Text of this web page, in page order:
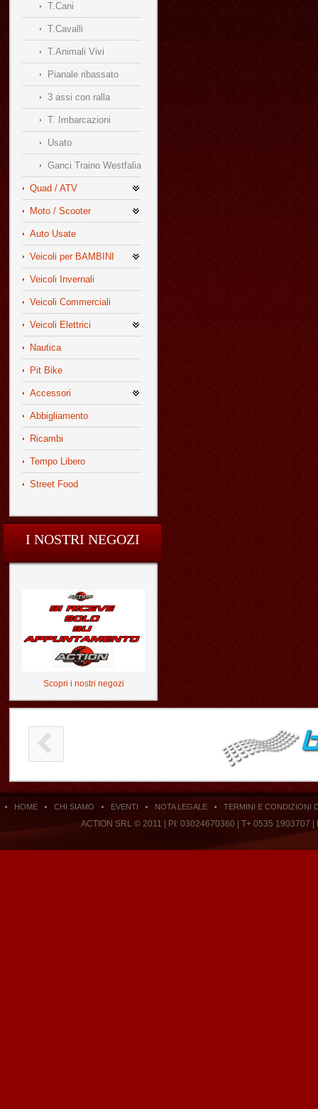
T.Cani
T.Cavalli
T.Animali Vivi
Pianale ribassato
3 assi con ralla
T. Imbarcazioni
Usato
Ganci Traino Westfalia
Quad / ATV
Moto / Scooter
Auto Usate
Veicoli per BAMBINI
Veicoli Invernali
Veicoli Commerciali
Veicoli Elettrici
Nautica
Pit Bike
Accessori
Abbigliamento
Ricambi
Tempo Libero
Street Food
I NOSTRI NEGOZI
Scopri i nostri negozi
HOME CHI SIAMO EVENTI NOTA LEGALE TERMINI E CONDIZIONI
ACTION SRL © 2011 | PI: 03024670360 | T+ 0535